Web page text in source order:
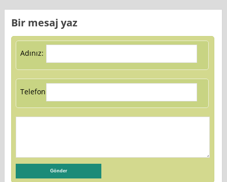
Bir mesaj yaz
Adınız:
Telefon: